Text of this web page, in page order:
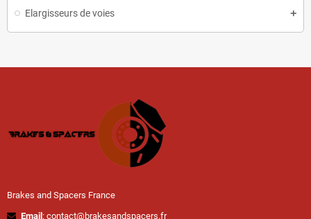
Elargisseurs de voies
Brakes and Spacers France
Email : contact@brakesandspacers.fr